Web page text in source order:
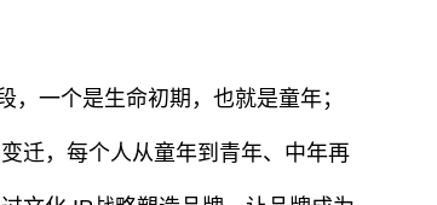
一个是生命初期，也就是童年；
迁，每个人从童年到青年、中年再